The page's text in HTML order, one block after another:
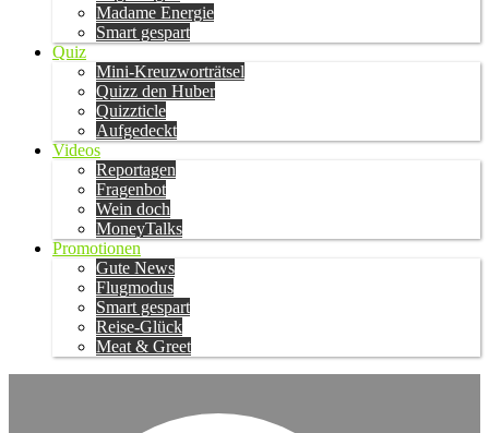
Madame Energie
Smart gespart
Quiz
Mini-Kreuzworträtsel
Quizz den Huber
Quizzticle
Aufgedeckt
Videos
Reportagen
Fragenbot
Wein doch
MoneyTalks
Promotionen
Gute News
Flugmodus
Smart gespart
Reise-Glück
Meat & Greet